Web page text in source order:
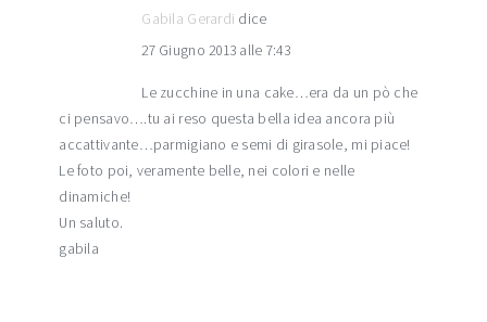
Gabila Gerardi dice
27 Giugno 2013 alle 7:43
Le zucchine in una cake…era da un pò che
ci pensavo….tu ai reso questa bella idea ancora più
accattivante…parmigiano e semi di girasole, mi piace!
Le foto poi, veramente belle, nei colori e nelle
dinamiche!
Un saluto.
gabila